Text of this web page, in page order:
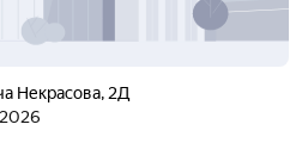
Некрасова, 2Д
2026